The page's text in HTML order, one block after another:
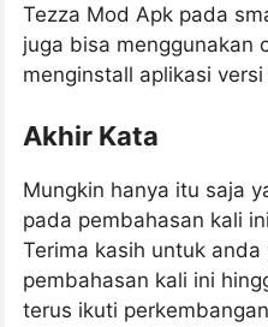
Tezza Mod Apk pada
juga bisa menggunakan
menginstall aplikasi
Akhir Kata
Mungkin hanya itu saja
pada pembahasan kali
Terima kasih untuk
pembahasan kali ini
terus ikuti